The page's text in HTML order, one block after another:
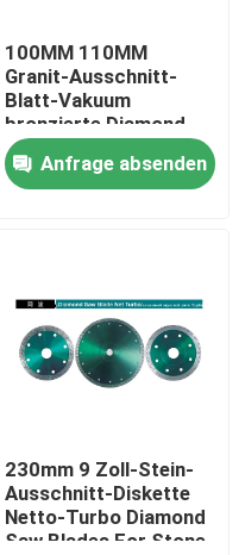
100MM 110MM
Granit-Ausschnitt-
Blatt-Vakuum
bronzierte Diamond
Disc für den Schnitt
des Steins
Anfrage absenden
230mm 9 Zoll-Stein-
Ausschnitt-Diskette
Netto-Turbo Diamond
Saw Blades For Stone